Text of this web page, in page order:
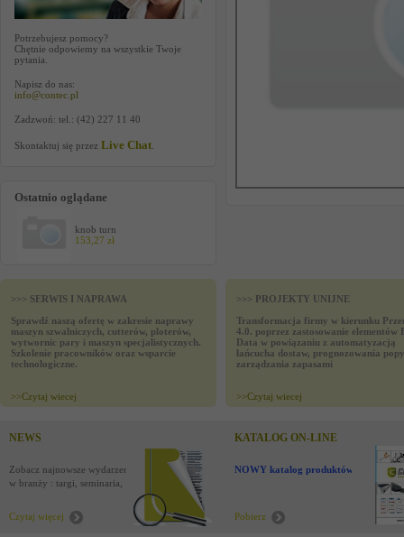
Potrzebujesz pomocy?
Chętnie odpowiemy na wszystkie Twoje
pytania.
Napisz do nas:
info@contec.pl
Zadzwoń: tel.: (42) 227 11 40
Skontaktuj się przez Live Chat
Ostatnio oglądane
knob turn
153,27 zł
>>> SERWIS I NAPRAWA
Sprawdź naszą ofertę w zakresie naprawy
maszyn szwalniczych, cutterów, ploterów,
wytwornic pary i maszyn specjalistycznych.
Szkolenie pracowników oraz wsparcie
technologiczne.
>>Czytaj wiecej
>>> PROJEKTY UNIJNE
Transformacja firmy w kierunku
4.0. poprzez zastosowanie elementów
Data w powiązaniu z automatyzacją
łańcucha dostaw, prognozowania
zarządzania zapasami
>>Czytaj wiecej
NEWS
Zobacz najnowsze wydarzenia
w branży : targi, seminaria,
Czytaj więcej
KATALOG ON-LINE
NOWY katalog produktów !
Pobierz